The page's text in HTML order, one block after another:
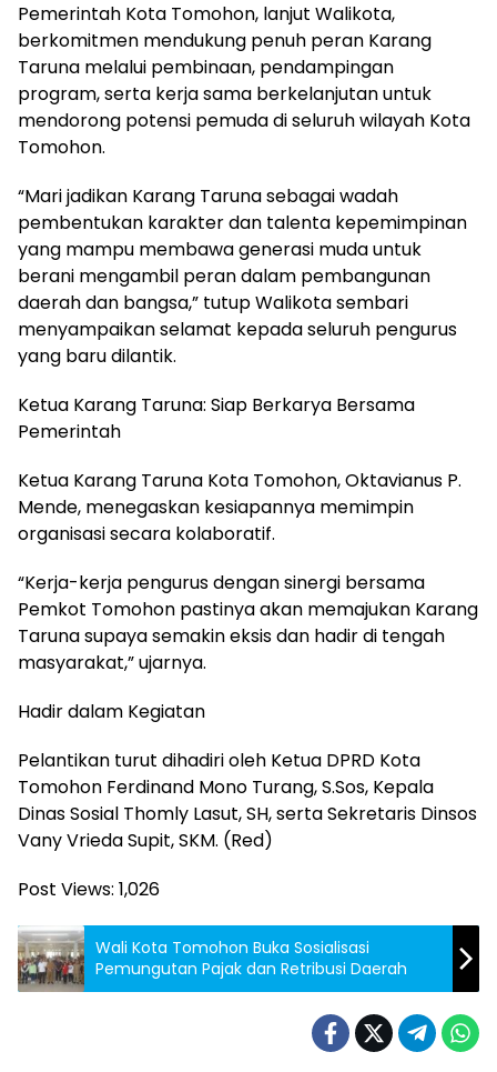
Pemerintah Kota Tomohon, lanjut Walikota,
berkomitmen mendukung penuh peran Karang
Taruna melalui pembinaan, pendampingan
program, serta kerja sama berkelanjutan untuk
mendorong potensi pemuda di seluruh wilayah Kota
Tomohon.
“Mari jadikan Karang Taruna sebagai wadah
pembentukan karakter dan talenta kepemimpinan
yang mampu membawa generasi muda untuk
berani mengambil peran dalam pembangunan
daerah dan bangsa,” tutup Walikota sembari
menyampaikan selamat kepada seluruh pengurus
yang baru dilantik.
Ketua Karang Taruna: Siap Berkarya Bersama
Pemerintah
Ketua Karang Taruna Kota Tomohon, Oktavianus P.
Mende, menegaskan kesiapannya memimpin
organisasi secara kolaboratif.
“Kerja-kerja pengurus dengan sinergi bersama
Pemkot Tomohon pastinya akan memajukan Karang
Taruna supaya semakin eksis dan hadir di tengah
masyarakat,” ujarnya.
Hadir dalam Kegiatan
Pelantikan turut dihadiri oleh Ketua DPRD Kota
Tomohon Ferdinand Mono Turang, S.Sos, Kepala
Dinas Sosial Thomly Lasut, SH, serta Sekretaris Dinsos
Vany Vrieda Supit, SKM. (Red)
Post Views: 1,026
Wali Kota Tomohon Buka Sosialisasi
Pemungutan Pajak dan Retribusi Daerah